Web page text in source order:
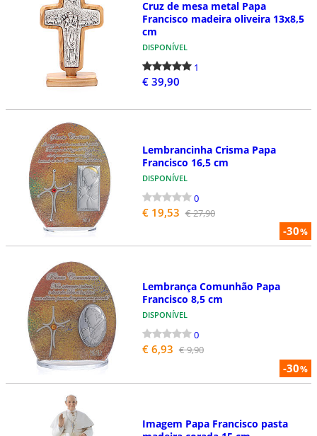
Cruz de mesa metal Papa
Francisco madeira oliveira 13x8,5
cm
DISPONÍVEL
1
€ 39,90
-30%
Lembrancinha Crisma Papa
Francisco 16,5 cm
DISPONÍVEL
0
€ 19,53 € 27,90
-30%
Lembrança Comunhão Papa
Francisco 8,5 cm
DISPONÍVEL
0
€ 6,93 € 9,90
Imagem Papa Francisco pasta